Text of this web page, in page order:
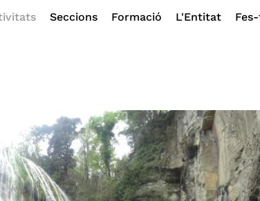
Seccions Formació L'Entitat